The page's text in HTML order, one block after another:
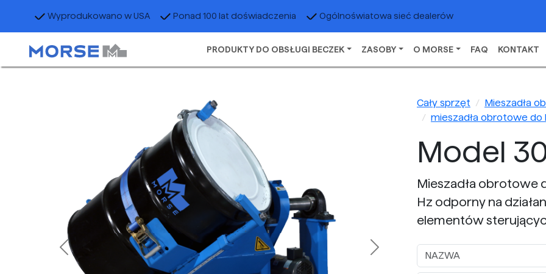
Wyprodukowano w USA Ponad 100 lat doświadczenia Ogólnoświatowa sieć dealerów
PRODUKTY DO OBSŁUGI BECZEK ZASOBY O MORSE FAQ KONTAKT
Previous Next
Cały sprzęt
Mieszadła
mieszadła obrotowe do
Model
Mieszadła obrotowe
Hz odporny na
elementów